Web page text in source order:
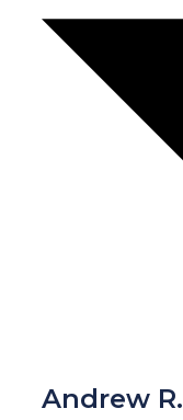
Andrew R.